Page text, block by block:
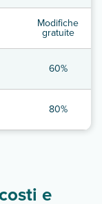
Modifiche
gratuite
60%
80%
e